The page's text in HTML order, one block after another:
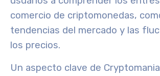
comercio de criptomonedas,
tendencias del mercado y las
los precios.
Un aspecto clave de